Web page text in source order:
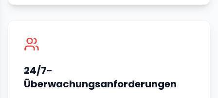
24/7-
Überwachungsanforderungen